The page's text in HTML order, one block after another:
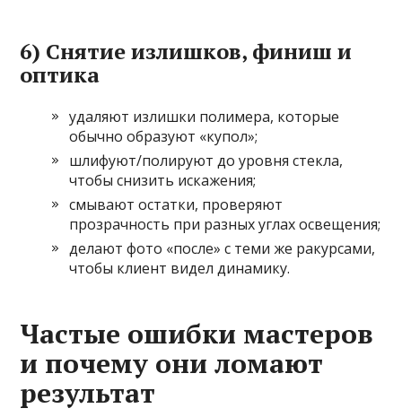
6) Снятие излишков, финиш и
оптика
удаляют излишки полимера, которые
обычно образуют «купол»;
шлифуют/полируют до уровня стекла,
чтобы снизить искажения;
смывают остатки, проверяют
прозрачность при разных углах освещения;
делают фото «после» с теми же ракурсами,
чтобы клиент видел динамику.
Частые ошибки мастеров
и почему они ломают
результат